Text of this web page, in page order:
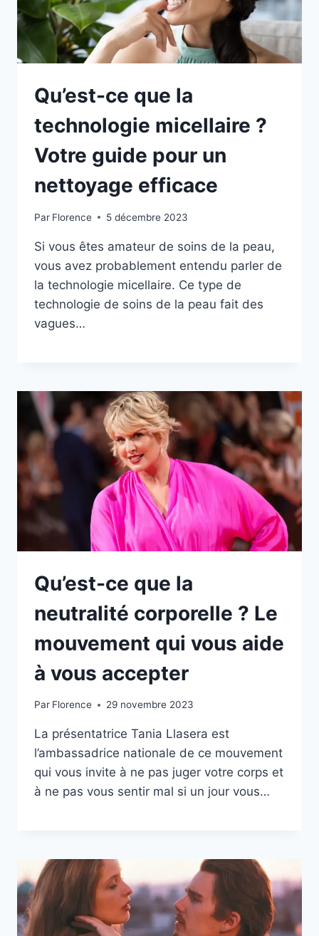
Qu’est-ce que la
technologie micellaire ?
Votre guide pour un
nettoyage efficace
Par Florence 5 décembre 2023
Si vous êtes amateur de soins de la peau,
vous avez probablement entendu parler de
la technologie micellaire. Ce type de
technologie de soins de la peau fait des
vagues…
Qu’est-ce que la
neutralité corporelle ? Le
mouvement qui vous aide
à vous accepter
Par Florence 29 novembre 2023
La présentatrice Tania Llasera est
l’ambassadrice nationale de ce mouvement
qui vous invite à ne pas juger votre corps et
à ne pas vous sentir mal si un jour vous…